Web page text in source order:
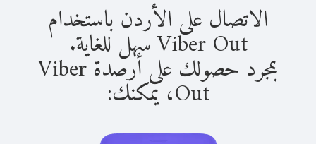
الاتصال على الأردن باستخدام
Viber Out سهل للغاية.
بمجرد حصولك على أرصدة Viber
Out، يمكنك: